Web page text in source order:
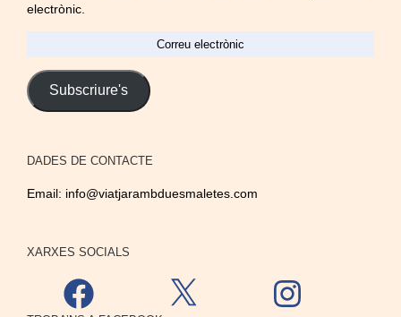
electrònic.
Subscriure's
DADES DE CONTACTE
Email: info@viatjarambduesmaletes.com
XARXES SOCIALS
Facebook